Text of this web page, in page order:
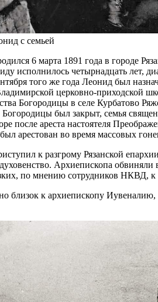
с семьей
6 марта 1891 года в городе
исполнилось четырнадцать лет,
того же года Леонид был
церковно-приходской
Богородицы в селе Курбатово
был закрыт, семья
после ареста настоятеля
арестован во время массовых
к разгрому Рязанской
Архиепископа
по мнению сотрудников НКВД, к
близок к архиепископу Иувеналию,